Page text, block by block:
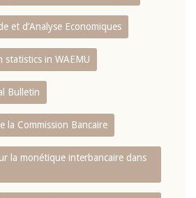
et d’Analyse Economiques
statistics in WAEMU
Bulletin
la Commission Bancaire
la monétique interbancaire dans